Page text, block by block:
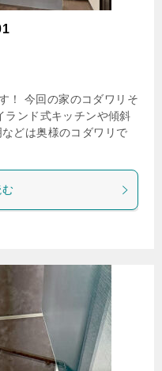
！ 今回の家のコダワリそ
ンド式キッチンや傾斜
どは奥様のコダワリで
む